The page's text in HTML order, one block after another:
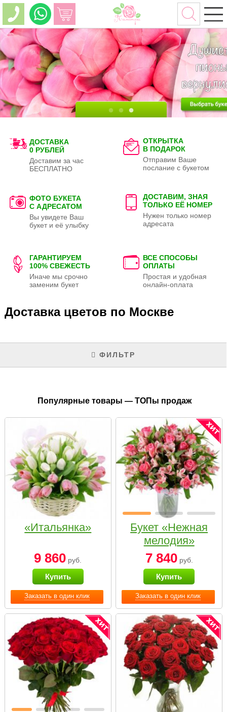
ДОСТАВКА
0 РУБЛЕЙ
Доставим за час
БЕСПЛАТНО
ОТКРЫТКА
В ПОДАРОК
Отправим Ваше
послание с букетом
ФОТО БУКЕТА
С АДРЕСАТОМ
Вы увидете Ваш
букет и её улыбку
ДОСТАВИМ, ЗНАЯ
ТОЛЬКО ЕЁ НОМЕР
Нужен только номер
адресата
ГАРАНТИРУЕМ
100% СВЕЖЕСТЬ
Иначе мы срочно
заменим букет
ВСЕ СПОСОБЫ
ОПЛАТЫ
Простая и удобная
онлайн-оплата
Доставка цветов по Москве
ФИЛЬТР
Популярные товары — ТОПы продаж
Заказать в один клик
«Итальянка»
9 860 руб.
Купить
Заказать в один клик
Букет «Нежная
мелодия»
7 840руб.
Купить